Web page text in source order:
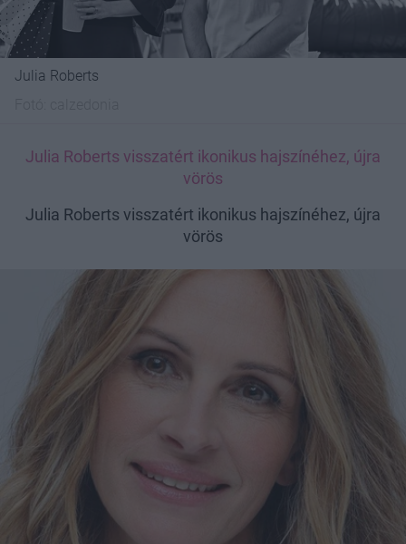
Julia Roberts
Julia Roberts visszatért ikonikus hajszínéhez, újra
vörös
Julia Roberts visszatért ikonikus hajszínéhez, újra
vörös